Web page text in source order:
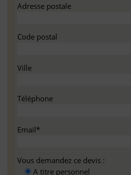
Adresse postale
Code postal
Ville
Téléphone
Email*
Vous demandez ce devis :
A titre personnel